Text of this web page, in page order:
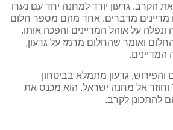
הקרב. גדעון יורד למחנה יחד עם נערו
מדיינים מדברים. אחד מהם מספר חלום
על אוהל המדיינים והפכה אותו.
ואומר שהחלום מרמז על גדעון,
גדעון מתמלא בביטחון
אל מחנה ישראל. הוא מכנס את